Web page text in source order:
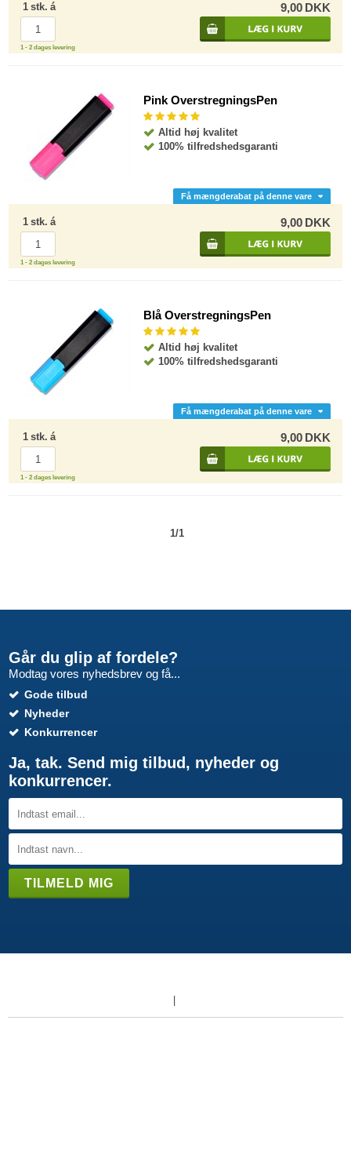
1 stk. á 9,00 DKK
1 - 2 dages levering
Pink OverstregningsPen
Altid høj kvalitet
100% tilfredshedsgaranti
1 stk. á 9,00 DKK
Få mængderabat på denne vare
1 - 2 dages levering
Blå OverstregningsPen
Altid høj kvalitet
100% tilfredshedsgaranti
1 stk. á 9,00 DKK
Få mængderabat på denne vare
1 - 2 dages levering
1/1
Går du glip af fordele?
Modtag vores nyhedsbrev og få...
Gode tilbud
Nyheder
Konkurrencer
Ja, tak. Send mig tilbud, nyheder og
konkurrencer.